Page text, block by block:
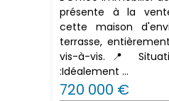
présente à la
cette maison
terrasse,
vis-à-vis.📍
:Idéalement ...
720 000 €